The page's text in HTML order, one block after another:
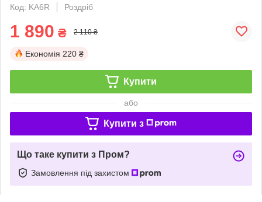
Код: KA6R
Роздріб
1 890 ₴ 2 110 ₴
Економія 220 ₴
Купити
або
Купити з
Що таке купити з Пром?
Замовлення під захистом